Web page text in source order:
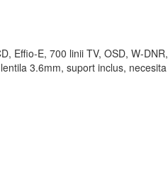
Effio-E, 700 linii TV, OSD, W-DNR,
3.6mm, suport inclus, necesita